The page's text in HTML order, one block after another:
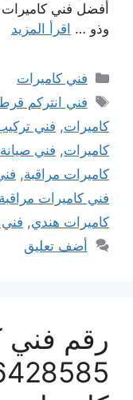
أفضل فني كاميرات
وذو … اقرأ المزيد
التصنيفات
فني كاميرات
الوسوم
فني انتركم
كاميرات, فني
كاميرات, فني
كاميرات مراقبة,
فني كاميرات مراقبة
كاميرات هندي,
أضف تعليق
رقم فني